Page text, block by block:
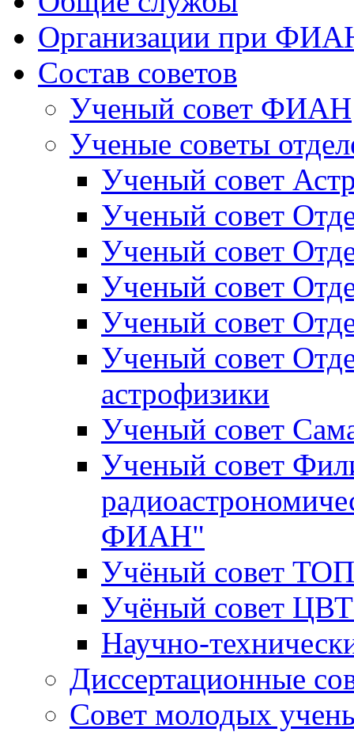
Организации при
Состав советов
Ученый совет ФИАН
Ученые советы
Ученый совет
Ученый совет
Ученый совет
Ученый совет
Ученый совет
Ученый совет
астрофизики
Ученый совет
Ученый совет
ФИАН"
Учёный совет ТОП
Учёный совет
Научно-
Диссертационные
Совет молодых